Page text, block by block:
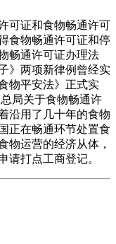
证和食物畅通许可
食物畅通许可证和停
畅通许可证办理法
》两项新律例曾经实
物平安法》正式实
局关于食物畅通许
沿用了几十年的食物
正在畅通环节处置食
物运营的经济从体，
请打点工商登记。